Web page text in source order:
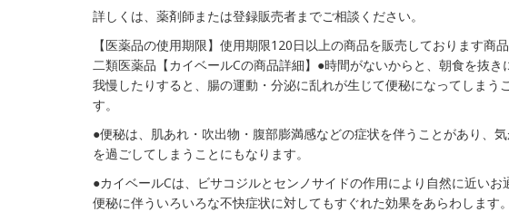
詳しくは、薬剤師または登録販売者までご相談ください。
【医薬品の使用期限】使用期限120日以上の商品を販売しております商
二類医薬品【カイベールCの商品詳細】●時間がないからと、朝食を抜き
我慢したりすると、腸の運動・分泌に乱れが生じて便秘になってしまう
す。
●便秘は、肌あれ・吹出物・腹部膨満感などの症状を伴うことがあり、
を過ごしてしまうことにもなります。
●カイベールCは、ビサコジルとセンノサイドの作用により自然に近いお
便秘に伴ういろいろな不快症状に対してもすぐれた効果をあらわします。